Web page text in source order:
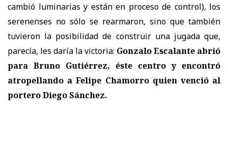
cambió luminarias y están en proceso de control), los
serenenses no sólo se rearmaron, sino que también
tuvieron la posibilidad de construir una jugada que,
parecía, les daría la victoria: Gonzalo Escalante abrió
para Bruno Gutiérrez, éste centro y encontró
atropellando a Felipe Chamorro quien venció al
portero Diego Sánchez.